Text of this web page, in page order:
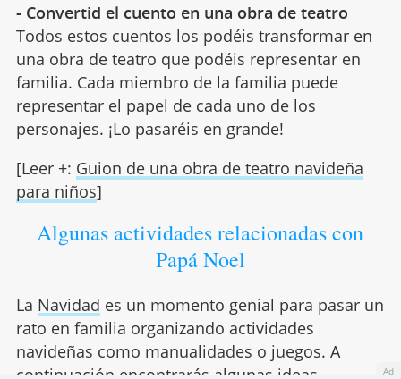
- Convertid el cuento en una obra de teatro
Todos estos cuentos los podéis transformar en
una obra de teatro que podéis representar en
familia. Cada miembro de la familia puede
representar el papel de cada uno de los
personajes. ¡Lo pasaréis en grande!
[Leer +: Guion de una obra de teatro navideña
para niños]
Algunas actividades relacionadas con
Papá Noel
La Navidad es un momento genial para pasar un
rato en familia organizando actividades
navideñas como manualidades o juegos. A
Ad